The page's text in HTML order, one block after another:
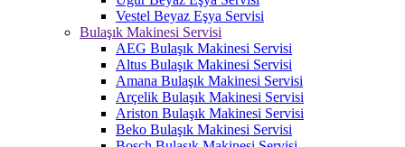
Vestel Beyaz Eşya Servisi
Bulaşık Makinesi Servisi
AEG Bulaşık Makinesi Servisi
Altus Bulaşık Makinesi Servisi
Amana Bulaşık Makinesi Servisi
Arçelik Bulaşık Makinesi Servisi
Ariston Bulaşık Makinesi Servisi
Beko Bulaşık Makinesi Servisi